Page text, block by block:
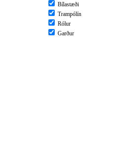
Bílastæði
Trampólín
Rólur
Garður